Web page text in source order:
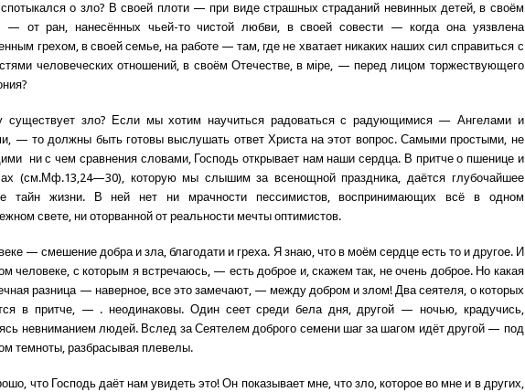
о зло? В своей плоти — при виде страшных страданий невинных детей, в своём
— от ран, нанесённых чьей-то чистой любви, в своей совести — когда она уязвлена
грехом, в своей семье, на работе — там, где не хватает никаких наших сил справиться с
человеческих отношений, в своём Отечестве, в мiре, — перед лицом торжествующего
существует зло? Если мы хотим научиться радоваться с радующимися — Ангелами и
— то должны быть готовы выслушать ответ Христа на этот вопрос. Самыми простыми, не
ни с чем сравнения словами, Господь открывает нам наши сердца. В притче о пшенице и
(см.Мф.13,24—30), которую мы слышим за всенощной праздника, даётся глубочайшее
тайн жизни. В ней нет ни мрачности пессимистов, воспринимающих всё в одном
свете, ни оторванной от реальности мечты оптимистов.
— смешение добра и зла, благодати и греха. Я знаю, что в моём сердце есть то и другое. И
человеке, с которым я встречаюсь, — есть доброе и, скажем так, не очень доброе. Но какая
разница — наверное, все это замечают, — между добром и злом! Два сеятеля, о которых
в притче, — . неодинаковы. Один сеет среди бела дня, другой — ночью, крадучись,
невниманием людей. Вслед за Сеятелем доброго семени шаг за шагом идёт другой — под
темноты, разбрасывая плевелы.
что Господь даёт нам увидеть это! Он показывает мне, что зло, которое во мне и в других,